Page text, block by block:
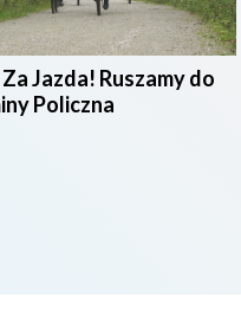
Jazda! Ruszamy do
Policzna